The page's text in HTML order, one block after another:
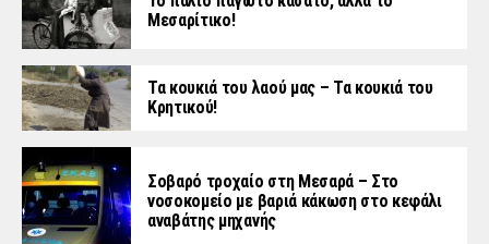
Μεσαρίτικο!
Τα κουκιά του λαού μας – Τα κουκιά του
Κρητικού!
Σοβαρό τροχαίο στη Μεσαρά – Στο
νοσοκομείο με βαριά κάκωση στο κεφάλι
αναβάτης μηχανής